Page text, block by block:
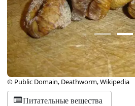
© Public Domain, Deathworm, Wikipedia
Питательные вещества